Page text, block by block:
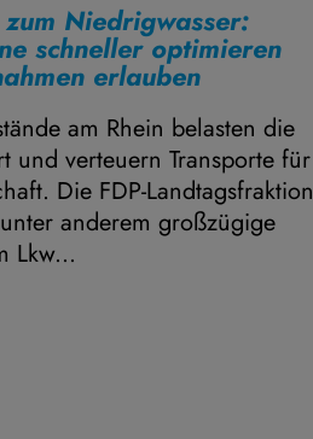
zum Niedrigwasser:
schneller optimieren
erlauben
am Rhein belasten die
und verteuern Transporte für
Die FDP-Landtagsfraktion
anderem großzügige
Lkw...